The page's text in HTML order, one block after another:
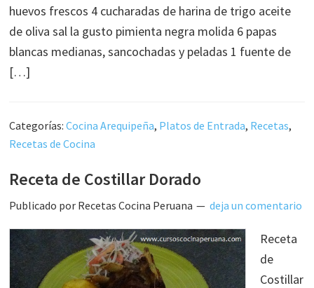
huevos frescos 4 cucharadas de harina de trigo aceite
de oliva sal la gusto pimienta negra molida 6 papas
blancas medianas, sancochadas y peladas 1 fuente de
[…]
Categorías:Cocina Arequipeña, Platos de Entrada, Recetas,
Recetas de Cocina
Receta de Costillar Dorado
Publicado por Recetas Cocina Peruana deja un comentario
Receta
de
Costillar